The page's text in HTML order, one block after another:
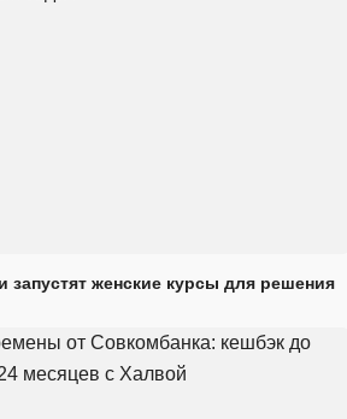
запустят женские курсы для решения